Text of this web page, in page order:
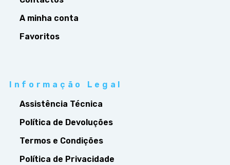
A minha conta
Favoritos
Informação Legal
Assistência Técnica
Política de Devoluções
Termos e Condições
Política de Privacidade